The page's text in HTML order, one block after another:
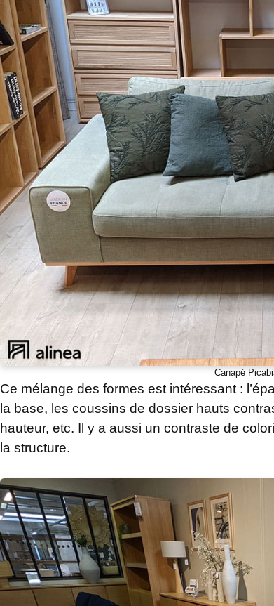
Canapé
Ce mélange des formes est intéressant :
la base, les coussins de dossier hauts
hauteur, etc. Il y a aussi un contraste de
la structure.